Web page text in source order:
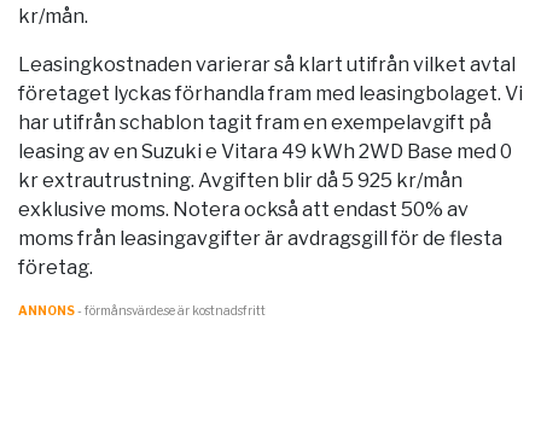
kr/mån.
Leasingkostnaden varierar så klart utifrån vilket avtal
företaget lyckas förhandla fram med leasingbolaget. Vi
har utifrån schablon tagit fram en exempelavgift på
leasing av en Suzuki e Vitara 49 kWh 2WD Base med 0
kr extrautrustning. Avgiften blir då 5 925 kr/mån
exklusive moms. Notera också att endast 50% av
moms från leasingavgifter är avdragsgill för de flesta
företag.
ANNONS- förmånsvärde.se är kostnadsfritt